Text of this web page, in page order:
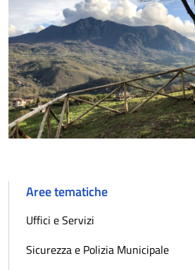
Aree tematiche
Uffici e Servizi
Sicurezza e Polizia Municipale